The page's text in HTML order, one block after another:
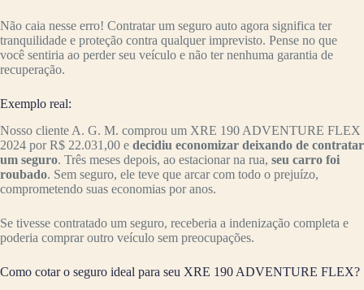
Não caia nesse erro! Contratar um seguro auto agora significa ter
tranquilidade e proteção contra qualquer imprevisto. Pense no que
você sentiria ao perder seu veículo e não ter nenhuma garantia de
recuperação.
Exemplo real:
Nosso cliente A. G. M. comprou um XRE 190 ADVENTURE FLEX
2024 por R$ 22.031,00 e decidiu economizar deixando de contratar
um seguro. Três meses depois, ao estacionar na rua, seu carro foi
roubado. Sem seguro, ele teve que arcar com todo o prejuízo,
comprometendo suas economias por anos.
Se tivesse contratado um seguro, receberia a indenização completa e
poderia comprar outro veículo sem preocupações.
Como cotar o seguro ideal para seu XRE 190 ADVENTURE FLEX?